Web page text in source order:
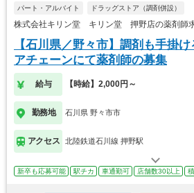
パート・アルバイト ドラッグストア（調剤併設）
株式会社キリン堂 キリン堂 押野店の薬剤師
【石川県／野々市】調剤も手掛
アチェーンにて薬剤師の募集
給与 【時給】2,000円～
勤務地 石川県 野々市市
アクセス 北陸鉄道石川線 押野駅
新卒も応募可能 駅チカ 車通勤可 店舗数30以上